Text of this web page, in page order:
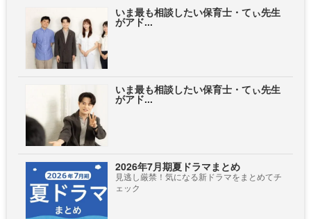
いま最も相談したい保育士・てぃ先生
がアド...
いま最も相談したい保育士・てぃ先生
がアド...
2026年7月期夏ドラマまとめ
見逃し厳禁！気になる新ドラマをまとめてチ
ェック